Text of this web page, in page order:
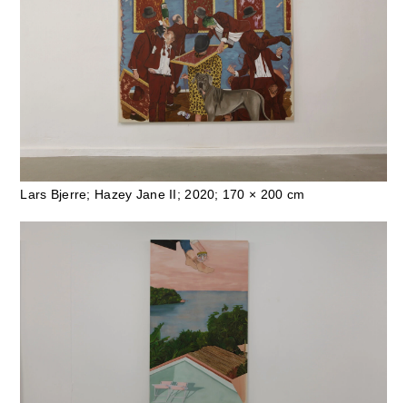
Lars Bjerre; Hazey Jane II; 2020; 170 × 200 cm